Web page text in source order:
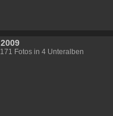
2009
171 Fotos in 4 Unteralben